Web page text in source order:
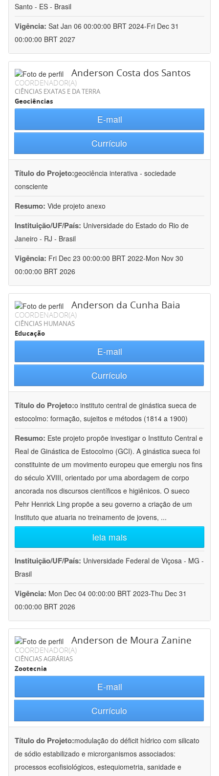
Santo - ES - Brasil
Vigência: Sat Jan 06 00:00:00 BRT 2024-Fri Dec 31
00:00:00 BRT 2027
Anderson Costa dos Santos
COORDENADOR(A)
CIÊNCIAS EXATAS E DA TERRA
Geociências
E-mail
Currículo
Título do Projeto:geociência interativa - sociedade
consciente
Resumo: Vide projeto anexo
Instituição/UF/País: Universidade do Estado do Rio de
Janeiro - RJ - Brasil
Vigência: Fri Dec 23 00:00:00 BRT 2022-Mon Nov 30
00:00:00 BRT 2026
Anderson da Cunha Baia
COORDENADOR(A)
CIÊNCIAS HUMANAS
Educação
E-mail
Currículo
Título do Projeto:o instituto central de ginástica sueca de
estocolmo: formação, sujeitos e métodos (1814 a 1900)
Resumo: Este projeto propõe investigar o Instituto Central e
Real de Ginástica de Estocolmo (GCI). A ginástica sueca foi
constituinte de um movimento europeu que emergiu nos fins
do século XVIII, orientado por uma abordagem de corpo
ancorada nos discursos científicos e higiênicos. O sueco
Pehr Henrick Ling propõe a seu governo a criação de um
Instituto que atuaria no treinamento de jovens, ...
leia mais
Instituição/UF/País: Universidade Federal de Viçosa - MG -
Brasil
Vigência: Mon Dec 04 00:00:00 BRT 2023-Thu Dec 31
00:00:00 BRT 2026
Anderson de Moura Zanine
COORDENADOR(A)
CIÊNCIAS AGRÁRIAS
Zootecnia
E-mail
Currículo
Título do Projeto:modulação do déficit hídrico com silicato
de sódio estabilizado e microrganismos associados:
processos ecofisiológicos, estequiometria, sanidade e